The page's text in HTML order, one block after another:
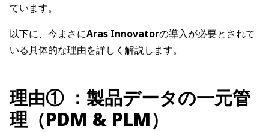
ています。
以下に、今まさにAras Innovatorの導入が必要とされて
いる具体的な理由を詳しく解説します。
理由① ：製品データの一元管
理（PDM & PLM）